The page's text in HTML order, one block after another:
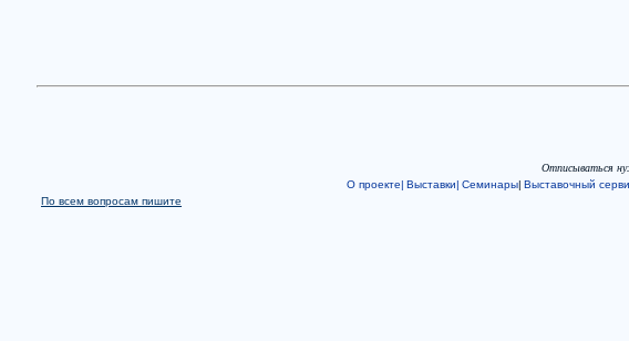
Отписываться
О проекте| Выставки| Семинары| Выставочный
По всем вопросам пишите